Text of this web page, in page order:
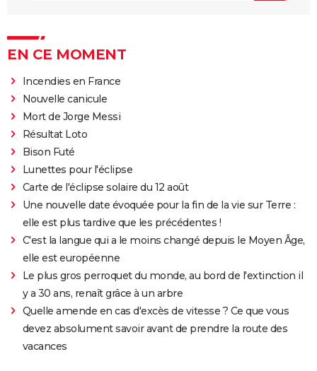
EN CE MOMENT
Incendies en France
Nouvelle canicule
Mort de Jorge Messi
Résultat Loto
Bison Futé
Lunettes pour l'éclipse
Carte de l'éclipse solaire du 12 août
Une nouvelle date évoquée pour la fin de la vie sur Terre :
elle est plus tardive que les précédentes !
C'est la langue qui a le moins changé depuis le Moyen Âge,
elle est européenne
Le plus gros perroquet du monde, au bord de l'extinction il
y a 30 ans, renaît grâce à un arbre
Quelle amende en cas d'excès de vitesse ? Ce que vous
devez absolument savoir avant de prendre la route des
vacances